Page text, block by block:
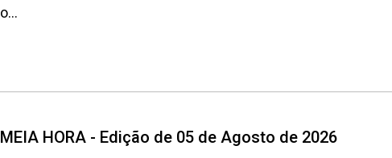
o...
MEIA HORA - Edição de 05 de Agosto de 2026